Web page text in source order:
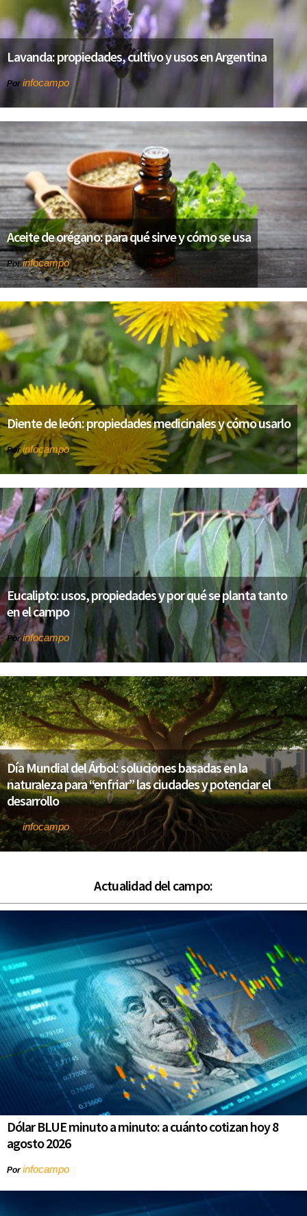
Lavanda: propiedades, cultivo y usos en Argentina
Por infocampo
Aceite de orégano: para qué sirve y cómo se usa
Porinfocampo
Diente de león: propiedades medicinales y cómo usarlo
Porinfocampo
Eucalipto: usos, propiedades y por qué se planta tanto
en el campo
Porinfocampo
Día Mundial del Árbol: soluciones basadas en la
naturaleza para “enfriar” las ciudades y potenciar el
desarrollo
Por infocampo
Actualidad del campo:
Dólar BLUE minuto a minuto: a cuánto cotizan hoy 8
agosto 2026
Porinfocampo